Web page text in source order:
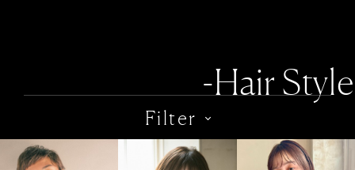
-Hair Style
Filter